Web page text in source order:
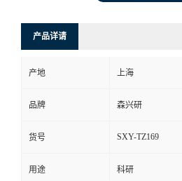
产品详请
产地 上海
品牌 森兴研
货号 SXY-TZ169
用途 科研